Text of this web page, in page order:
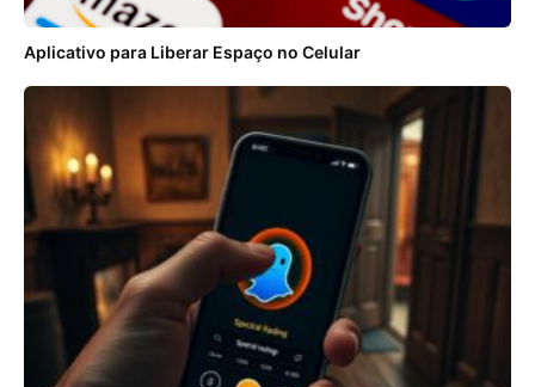
Aplicativo para Liberar Espaço no Celular